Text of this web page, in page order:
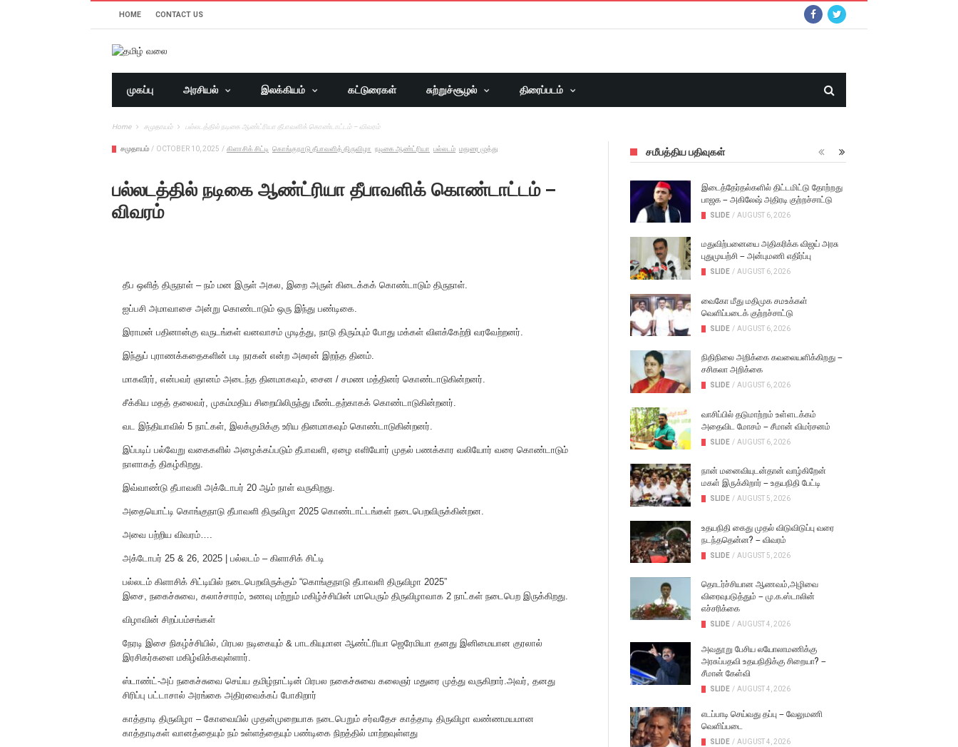
HOME CONTACT US
முகப்பு அரசியல் இலக்கியம் கட்டுரைகள் சுற்றுச்சூழல் திரைப்படம்
Home சமுதாயம் பல்லடத்தில் நடிகை ஆண்ட்ரியா தீபாவளிக் கொண்டாட்டம் – விவரம்
சமுதாயம் / OCTOBER 10, 2025 / கிளாசிக் சிட்டி கொங்குநாடு தீபாவளித் திருவிழா நடிகை ஆண்ட்ரியா பல்லடம் மதுரை முத்து
பல்லடத்தில் நடிகை ஆண்ட்ரியா தீபாவளிக் கொண்டாட்டம் –
விவரம்
தீப ஒளித் திருநாள் – நம் மன இருள் அகல, இறை அருள் கிடைக்கக் கொண்டாடும் திருநாள்.
ஐப்பசி அமாவாசை அன்று கொண்டாடும் ஒரு இந்து பண்டிகை.
இராமன் பதினான்கு வருடங்கள் வனவாசம் முடித்து, நாடு திரும்பும் போது மக்கள் விளக்கேற்றி வரவேற்றனர்.
இந்துப் புராணக்கதைகளின் படி நரகன் என்ற அசுரன் இறந்த தினம்.
மாகவீரர், என்பவர் ஞானம் அடைந்த தினமாகவும், சைன / சமண மத்தினர் கொண்டாடுகின்றனர்.
சீக்கிய மதத் தலைவர், முகம்மதிய சிறையிலிருந்து மீண்டதற்காகக் கொண்டாடுகின்றனர்.
வட இந்தியாவில் 5 நாட்கள், இலக்குமிக்கு உரிய தினமாகவும் கொண்டாடுகின்றனர்.
இப்படிப் பல்வேறு வகைகளில் அழைக்கப்படும் தீபாவளி, ஏழை எளியோர் முதல் பணக்கார வலியோர் வரை கொண்டாடும்
நாளாகத் திகழ்கிறது.
இவ்வாண்டு தீபாவளி அக்டோபர் 20 ஆம் நாள் வருகிறது.
அதையொட்டி கொங்குநாடு தீபாவளி திருவிழா 2025 கொண்டாட்டங்கள் நடைபெறவிருக்கின்றன.
அவை பற்றிய விவரம்….
அக்டோபர் 25 & 26, 2025 | பல்லடம் – கிளாசிக் சிட்டி
பல்லடம் கிளாசிக் சிட்டியில் நடைபெறவிருக்கும் “கொங்குநாடு தீபாவளி திருவிழா 2025”
இசை, நகைச்சுவை, கலாச்சாரம், உணவு மற்றும் மகிழ்ச்சியின் மாபெரும் திருவிழாவாக 2 நாட்கள் நடைபெற இருக்கிறது.
விழாவின் சிறப்பம்சங்கள்
நேரடி இசை நிகழ்ச்சியில், பிரபல நடிகையும் & பாடகியுமான ஆண்ட்ரியா ஜெரேமியா தனது இனிமையான குரலால்
இரசிகர்களை மகிழ்விக்கவுள்ளார்.
ஸ்டாண்ட்-அப் நகைச்சுவை செய்ய தமிழ்நாட்டின் பிரபல நகைச்சுவை கலைஞர் மதுரை முத்து வருகிறார்.அவர், தனது
சிரிப்பு பட்டாசால் அரங்கை அதிரவைக்கப் போகிறார்
காத்தாடி திருவிழா – கோவையில் முதன்முறையாக நடைபெறும் சர்வதேச காத்தாடி திருவிழா வண்ணமயமான
காத்தாடிகள் வானத்தையும் நம் உள்ளத்தையும் பண்டிகை நிறத்தில் மாற்றவுள்ளது
சமீபத்திய பதிவுகள்
இடைத்தேர்தல்களில் திட்டமிட்டு தோற்றது
பாஜக – அகிலேஷ் அதிரடி குற்றச்சாட்டு
SLIDE / AUGUST 6, 2026
மதுவிற்பனையை அதிகரிக்க விஜய் அரசு
புதுமுயற்சி – அன்புமணி எதிர்ப்பு
SLIDE / AUGUST 6, 2026
வைகோ மீது மதிமுக சமஉக்கள்
வெளிப்படைக் குற்றச்சாட்டு
SLIDE / AUGUST 6, 2026
நிதிநிலை அறிக்கை கவலையளிக்கிறது –
சசிகலா அறிக்கை
SLIDE / AUGUST 6, 2026
வாசிப்பில் தடுமாற்றம் உள்ளடக்கம்
அதைவிட மோசம் – சீமான் விமர்சனம்
SLIDE / AUGUST 6, 2026
நான் மனைவியுடன்தான் வாழ்கிறேன்
மகள் இருக்கிறார் – உதயநிதி பேட்டி
SLIDE / AUGUST 5, 2026
உதயநிதி கைது முதல் விடுவிடுப்பு வரை
நடந்ததென்ன? – விவரம்
SLIDE / AUGUST 5, 2026
தொடர்ச்சியான ஆணவம்,அழிவை
விரைவுபடுத்தும் – மு.க.ஸ்டாலின்
எச்சரிக்கை
SLIDE / AUGUST 4, 2026
அவதூறு பேசிய லயோலாமணிக்கு
அரசுப்பதவி உதயநிதிக்கு சிறையா? –
சீமான் கேள்வி
SLIDE / AUGUST 4, 2026
எடப்பாடி செய்வது தப்பு – வேலுமணி
வெளிப்படை
SLIDE / AUGUST 4, 2026